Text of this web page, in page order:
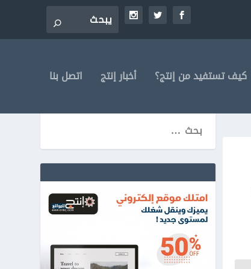
كيف تستفيد من إنتج؟ أخبار إنتج اتصل بنا